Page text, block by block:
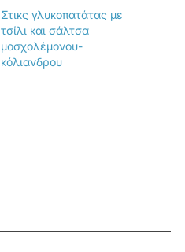
Στικς γλυκοπατάτας με
τσίλι και σάλτσα
μοσχολέμονου-
κόλιανδρου